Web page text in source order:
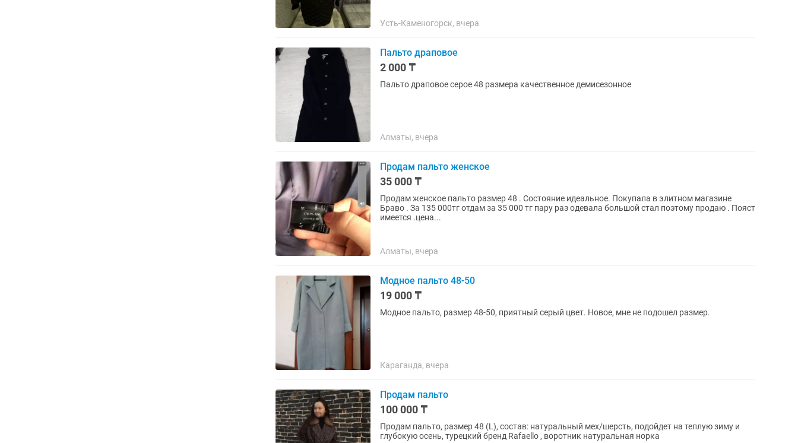
Усть-Каменогорск, вчера
Пальто драповое
2 000 ₸
Пальто драповое серое 48 размера качественное демисезонное
Алматы, вчера
Продам пальто женское
35 000 ₸
Продам женское пальто размер 48 . Состояние идеальное. Покупала в элитном магазине
Браво . За 135 000тг отдам за 35 000 тг пару раз одевала большой стал поэтому продаю . Пояст
имеется .цена...
Алматы, вчера
Модное пальто 48-50
19 000 ₸
Модное пальто, размер 48-50, приятный серый цвет. Новое, мне не подошел размер.
Караганда, вчера
Продам пальто
100 000 ₸
Продам пальто, размер 48 (L), состав: натуральный мех/шерсть, подойдет на теплую зиму и
глубокую осень, турецкий бренд Rafaello , воротник натуральная норка